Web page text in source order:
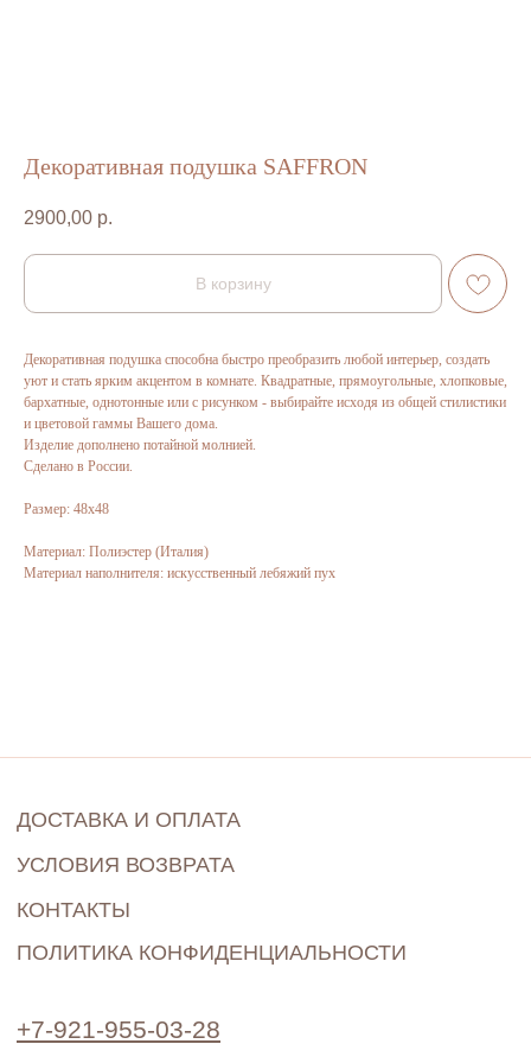
Декоративная подушка SAFFRON
2900,00 р.
В корзину
Декоративная подушка способна быстро преобразить любой интерьер, создать
уют и стать ярким акцентом в комнате. Квадратные, прямоугольные, хлопковые,
бархатные, однотонные или с рисунком - выбирайте исходя из общей стилистики
и цветовой гаммы Вашего дома.
Изделие дополнено потайной молнией.
Сделано в России.
Размер: 48х48
Материал: Полиэстер (Италия)
Материал наполнителя: искусственный лебяжий пух
BLANGE SHOP © 2022-2024
УСЛОВИЯ ВОЗВРАТА
ДОСТАВКА И ОПЛАТА
+7-921-955-03-28